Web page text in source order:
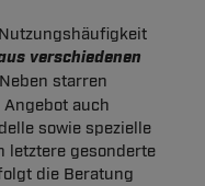
verschiedenen
starren
auch
sowie spezielle
letztere gesonderte
die Beratung